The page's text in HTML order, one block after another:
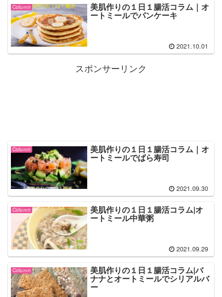
Coluｍn 美肌作りの１日１腸活コラム｜オ
ートミールでパンケーキ
2021.10.01
スポンサーリンク
Coluｍn 美肌作りの１日１腸活コラム｜オ
ートミールでばら寿司
2021.09.30
Coluｍn 美肌作りの１日１腸活コラム|オ
ートミール中華粥
2021.09.29
Coluｍn 美肌作りの１日１腸活コラム|バ
ナナとオートミールでシリアルバ
ー